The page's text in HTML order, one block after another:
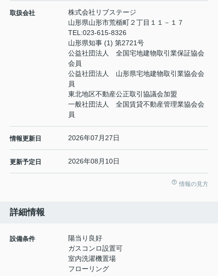
取扱会社
株式会社リブステージ
山形県山形市荒楯町２丁目１１－１７
TEL:023-615-8326
山形県知事 (1) 第2721号
公益社団法人 全国宅地建物取引業保証協会
会員
公益社団法人 山形県宅地建物取引業協会会
員
東北地区不動産公正取引協議会加盟
一般社団法人 全国賃貸不動産管理業協会会
員
情報更新日 2026年07月27日
更新予定日 2026年08月10日
情報の見方
詳細情報
設備条件
陽当り良好
ガスコンロ設置可
室内洗濯機置場
フローリング